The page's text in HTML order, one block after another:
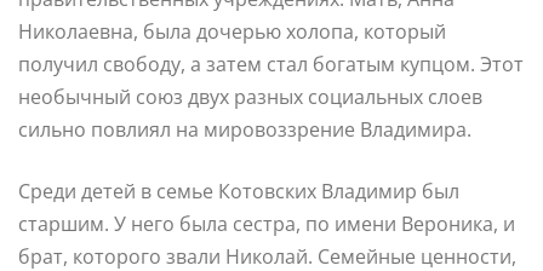
Николаевна, была дочерью холопа, который
получил свободу, а затем стал богатым купцом. Этот
необычный союз двух разных социальных слоев
сильно повлиял на мировоззрение Владимира.
Среди детей в семье Котовских Владимир был
старшим. У него была сестра, по имени Вероника, и
брат, которого звали Николай. Семейные ценности,